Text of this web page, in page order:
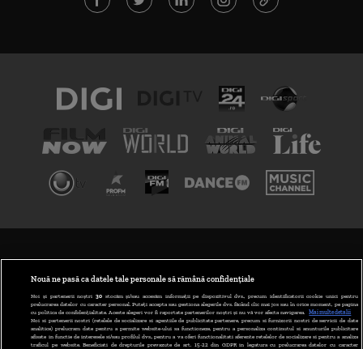
ABONARE DIGI TV
GESTIONAȚI PREFERINȚELE
Nouă ne pasă ca datele tale personale să rămână confidențiale
Noi și partenerii noștri 30stocăm și/sau accesăm informații pe dispozitivul dvs., precum identificatorii cookie unici pentru
prelucrarea datelor cu caracter personal. Puteți accepta sau gestiona alegerile dvs. făcând clic mai jos sau în orice moment, pe pagina
cu politica de confidențialitate. Aceste alegeri vor fi raportate partenerilor noștri și nu vă vor afecta navigarea.
Mai multe detalii
Noi si partenerii nostri (retelele de socializare si agentiile de publicitate partenere, precum si furnizorii nostri de servicii de date
analitice) prelucram date pentru a permite website-ului sa functioneze, pentru a personaliza continutul si anunturile publicitare
afisate in functie de interesele si/sau profilul dvs., pentru a va oferi functionalitati aferente retelelor de socializare si pentru a analiza
traficul pe website. Beneficiati de drepturile prevazute de art. 15-22 din GDPR in legatura cu prelucrarea datelor cu caracter